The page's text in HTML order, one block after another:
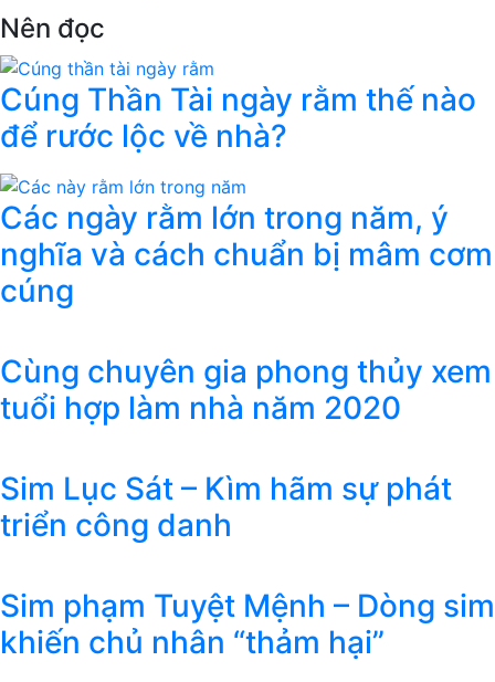
Nên đọc
Cúng Thần Tài ngày rằm thế nào
để rước lộc về nhà?
Các ngày rằm lớn trong năm, ý
nghĩa và cách chuẩn bị mâm cơm
cúng
Cùng chuyên gia phong thủy xem
tuổi hợp làm nhà năm 2020
Sim Lục Sát – Kìm hãm sự phát
triển công danh
Sim phạm Tuyệt Mệnh – Dòng sim
khiến chủ nhân “thảm hại”